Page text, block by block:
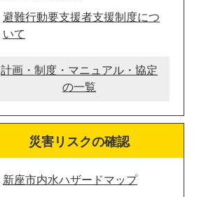
避難行動要支援者支援制度につ
いて
計画・制度・マニュアル・協定
の一覧
災害リスクの確認
新座市内水ハザードマップ